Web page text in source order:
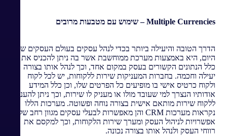
Multiple Currencies
–שימוש עם מטבעות מרובים
הדרך הטובה והיעילה ביותר בכדי לנהל עסקים בעולם העסקים של
היום, היא באמצעות מערכת ממוחשבת אשר בה ניתן להכניס את
כלל הנתונים הקשורים בעסק במקום אחד, וכך לנהל אותו בצורה
יעילה וחכמה. בחברות המעניקות שירות ללקוחות, יש לכל לקוח
ולקוח כרטיס אישי בו מופיעים כל הפרטים שלו, וכן כלל המידע
אודותיו הנצרך למי שעובד מולו או מעניק לו שירות, וכך ניתן להעניק
ללקוח שירות מותאם אישית בצורה נוחה ופשוטה. מערכות הללו
נקראות מערכות CRM והן מאפשרות לבעלי עסקים מגוון רחב של
אפשרויות לניהול העסק ומערך שירות הלקוחות, וכך למקסם את
רווחי העסק ולנהל אותו בצורה נכונה.